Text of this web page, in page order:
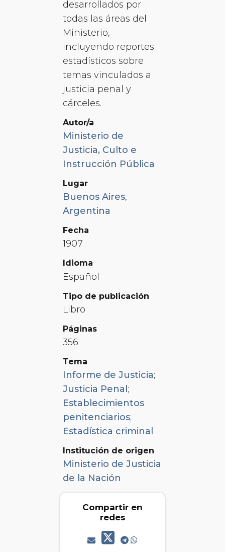
desarrollados por
todas las áreas del
Ministerio,
incluyendo reportes
estadísticos sobre
temas vinculados a
justicia penal y
cárceles.
Autor/a
Ministerio de
Justicia, Culto e
Instrucción Pública
Lugar
Buenos Aires,
Argentina
Fecha
1907
Idioma
Español
Tipo de publicación
Libro
Páginas
356
Tema
Informe de Justicia;
Justicia Penal ;
Establecimientos
penitenciarios;
Estadística criminal
Institución de origen
Ministerio de Justicia
de la Nación
Compartir en
redes